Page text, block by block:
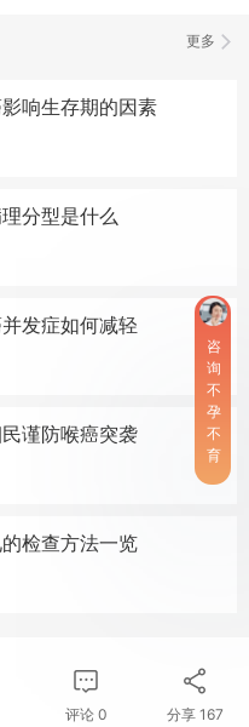
更多
响生存期的因素
分型是什么
发症如何减轻
谨防喉癌突袭
检查方法一览
评论0 分享 167
咨
询
不
孕
不
育